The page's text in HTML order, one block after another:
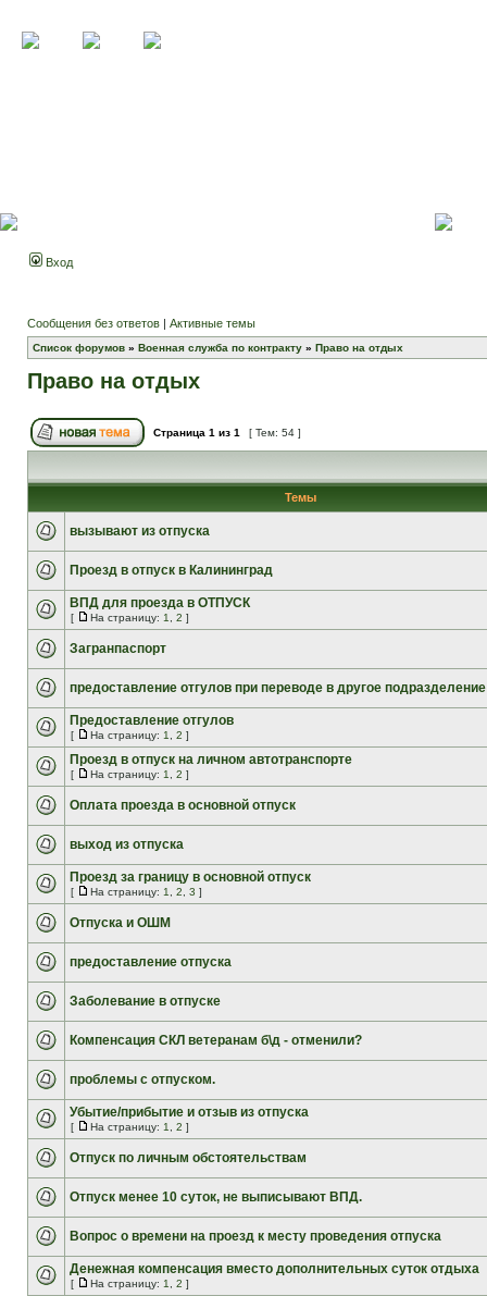
Вход
Сообщения без ответов | Активные темы
Список форумов » Военная служба по контракту » Право на отдых
Право на отдых
Страница 1 из 1 [ Тем: 54 ]
Темы
вызывают из отпуска
Проезд в отпуск в Калининград
ВПД для проезда в ОТПУСК
[ На страницу: 1 2 ]
Загранпаспорт
предоставление отгулов при переводе в другое подразделение
Предоставление отгулов
[ На страницу: 1 2 ]
Проезд в отпуск на личном автотранспорте
[ На страницу: 1 2 ]
Оплата проезда в основной отпуск
выход из отпуска
Проезд за границу в основной отпуск
[ На страницу: 1 2 3 ]
Отпуска и ОШМ
предоставление отпуска
Заболевание в отпуске
Компенсация СКЛ ветеранам б\д - отменили?
проблемы с отпуском.
Убытие/прибытие и отзыв из отпуска
[ На страницу: 1 2 ]
Отпуск по личным обстоятельствам
Отпуск менее 10 суток, не выписывают ВПД.
Вопрос о времени на проезд к месту проведения отпуска
Денежная компенсация вместо дополнительных суток отдыха
[ На страницу: 1 2 ]